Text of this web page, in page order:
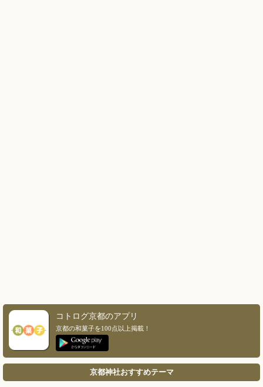
コトログ京都のアプリ
京都の和菓子を100点以上掲載！
京都神社おすすめテーマ